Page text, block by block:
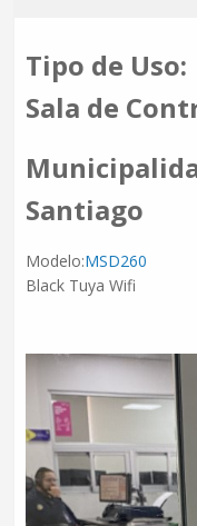
Tipo de Uso:
Sala de
Santiago
Modelo:MSD260
Black Tuya Wifi